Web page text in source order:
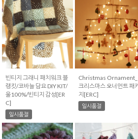
빈티지 그래니 패치워크 블
랭킷/코바늘 담요 DIY KIT/
울100%/빈티지 감성[ER
C]
일시품절
Christmas Ornament_
크리스마스 오너먼트 패키
지[ERC]
일시품절